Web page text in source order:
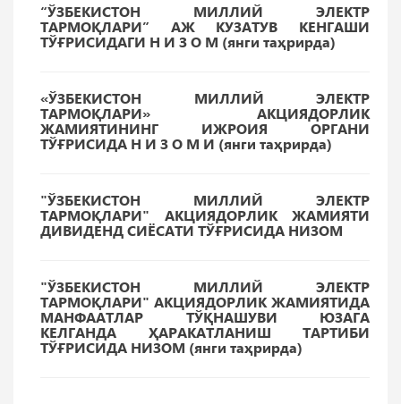
“ЎЗБEКИСТОН МИЛЛИЙ ЭЛEКТР
ТАРМОҚЛАРИ” АЖ КУЗАТУВ КЕНГАШИ
ТЎҒРИСИДАГИ Н И З О М (янги таҳрирда)
«ЎЗБEКИСТОН МИЛЛИЙ ЭЛEКТР
ТАРМОҚЛАРИ» АКЦИЯДОРЛИК
ЖАМИЯТИНИНГ ИЖРОИЯ ОРГАНИ
ТЎҒРИСИДА Н И З О М И (янги таҳрирда)
"ЎЗБEКИСТОН МИЛЛИЙ ЭЛEКТР
ТАРМОҚЛАРИ" АКЦИЯДОРЛИК ЖАМИЯТИ
ДИВИДЕНД СИЁСАТИ ТЎҒРИСИДА НИЗОМ
"ЎЗБEКИСТОН МИЛЛИЙ ЭЛEКТР
ТАРМОҚЛАРИ" АКЦИЯДОРЛИК ЖАМИЯТИДА
МАНФААТЛАР ТЎҚНАШУВИ ЮЗАГА
КЕЛГАНДА ҲАРАКАТЛАНИШ ТАРТИБИ
ТЎҒРИСИДА НИЗОМ (янги таҳрирда)